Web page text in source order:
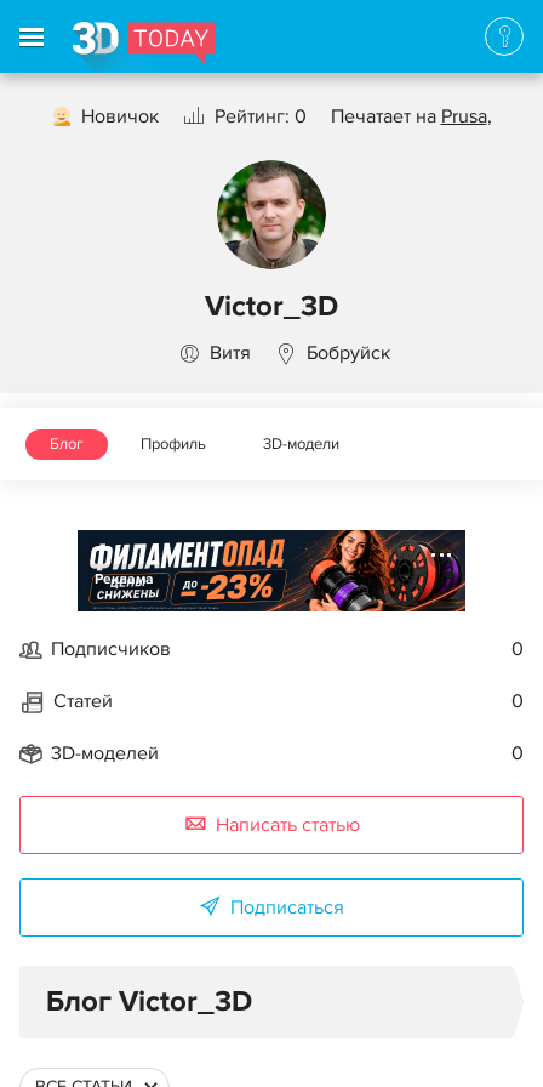
Новичок Рейтинг: 0 Печатает на Prusa,
Victor_3D
Витя Бобруйск
Блог Профиль 3D-модели
Реклама
Подписчиков 0
Статей 0
3D-моделей 0
Написать статью
Подписаться
Блог Victor_3D